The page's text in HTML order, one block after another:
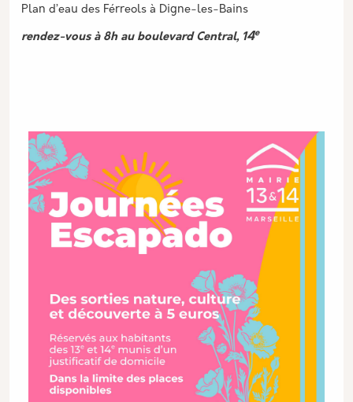
Plan d’eau des Férreols à Digne-les-Bains
rendez-vous à 8h au boulevard Central, 14e